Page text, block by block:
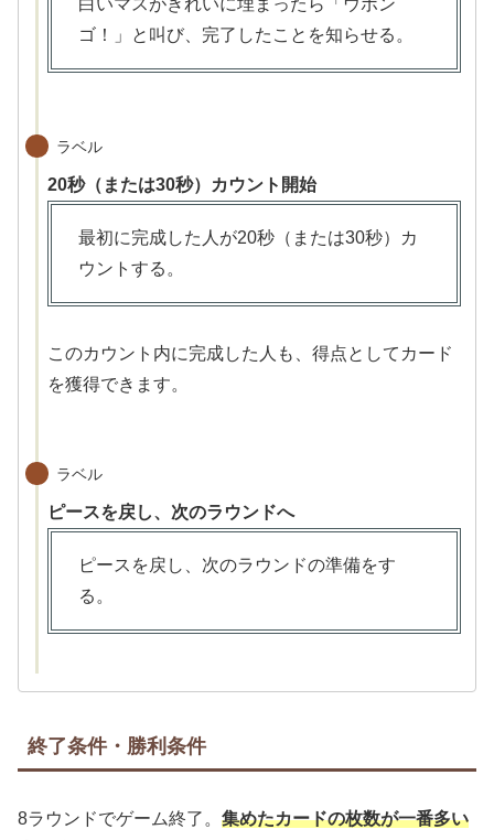
白いマスがきれいに埋まったら「ウボン
ゴ！」と叫び、完了したことを知らせる。
ラベル
20秒（または30秒）カウント開始
最初に完成した人が20秒（または30秒）カ
ウントする。
このカウント内に完成した人も、得点としてカード
を獲得できます。
ラベル
ピースを戻し、次のラウンドへ
ピースを戻し、次のラウンドの準備をす
る。
終了条件・勝利条件
8ラウンドでゲーム終了。 集めたカードの枚数が一番多い